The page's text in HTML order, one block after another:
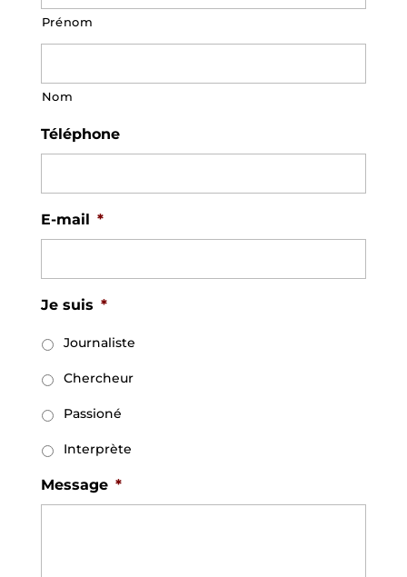
Prénom
Nom
Téléphone
E-mail *
Je suis *
Journaliste
Chercheur
Passioné
Interprète
Message *